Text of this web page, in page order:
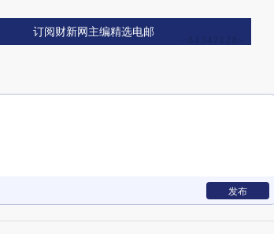
订阅财新网主编精选电邮
发布